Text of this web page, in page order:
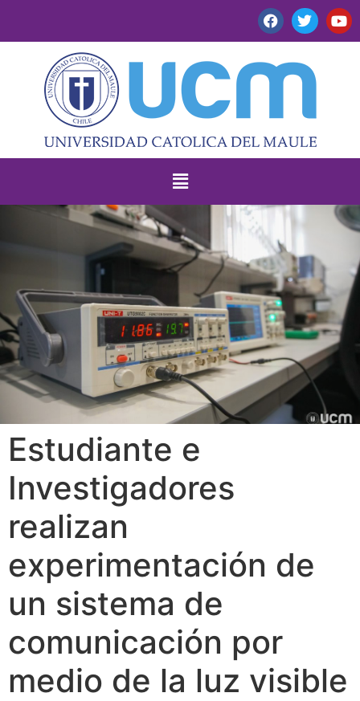
Estudiante e
Investigadores
realizan
experimentación de
un sistema de
comunicación por
medio de la luz visible